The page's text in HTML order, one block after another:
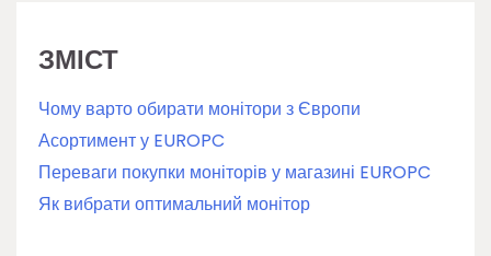
ЗМІСТ
Чому варто обирати монітори з Європи
Асортимент у EUROPC
Переваги покупки моніторів у магазині EUROPC
Як вибрати оптимальний монітор